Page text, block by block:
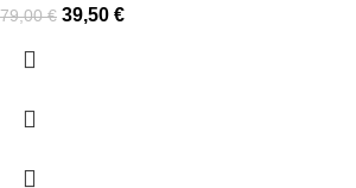
79,00€ 39,50 €